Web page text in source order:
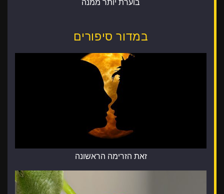
בוערת יותר ממנה
במדור סיפורים
זאת הזרימה הראשונה